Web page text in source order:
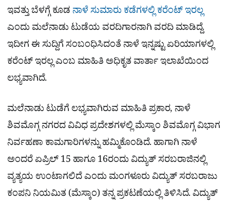
ಇವತ್ತು ಬೆಳಗ್ಗೆ ಕೂಡ ನಾಳೆ ಸುಮಾರು ಕಡೆಗಳಲ್ಲಿ ಕರೆಂಟ್ ಇರಲ್ಲ
ಎಂದು ಮಲೆನಾಡು ಟುಡೆಯ ವರದಿಗಾರನಾಗಿ ವರದಿ ಮಾಡಿದ್ದೆ.
ಇದೀಗ ಈ ಸುದ್ದಿಗೆ ಸಂಬಂಧಿಸಿದಂತೆ ನಾಳೆ ಇನ್ನಷ್ಟು ಏರಿಯಾಗಳಲ್ಲಿ
ಕರೆಂಟ್ ಇರಲ್ಲ ಎಂಬ ಮಾಹಿತಿ ಅಧಿಕೃತ ವಾರ್ತಾ ಇಲಾಖೆಯಿಂದ
ಲಭ್ಯವಾಗಿದೆ.
ಮಲೆನಾಡು ಟುಡೆಗೆ ಲಭ್ಯವಾಗಿರುವ ಮಾಹಿತಿ ಪ್ರಕಾರ, ನಾಳೆ
ಶಿವಮೊಗ್ಗ ನಗರದ ವಿವಿಧ ಪ್ರದೇಶಗಳಲ್ಲಿ ಮೆಸ್ಕಾಂ ಶಿವಮೊಗ್ಗ ವಿಭಾಗ
ನಿರ್ವಹಣಾ ಕಾಮಗಾರಿಗಳನ್ನು ಹಮ್ಮಿಕೊಂಡಿದೆ. ಹಾಗಾಗಿ ನಾಳೆ
ಅಂದರೆ ಏಪ್ರಿಲ್ 15 ಹಾಗೂ 16ರಂದು ವಿದ್ಯುತ್ ಸರಬರಾಜಿನಲ್ಲಿ
ವ್ಯತ್ಯಯ ಉಂಟಾಗಲಿದೆ ಎಂದು ಮಂಗಳೂರು ವಿದ್ಯುತ್ ಸರಬರಾಜು
ಕಂಪನಿ ನಿಯಮಿತ (ಮೆಸ್ಕಾಂ) ತನ್ನ ಪ್ರಕಟಣೆಯಲ್ಲಿ ತಿಳಿಸಿದೆ. ವಿದ್ಯುತ್